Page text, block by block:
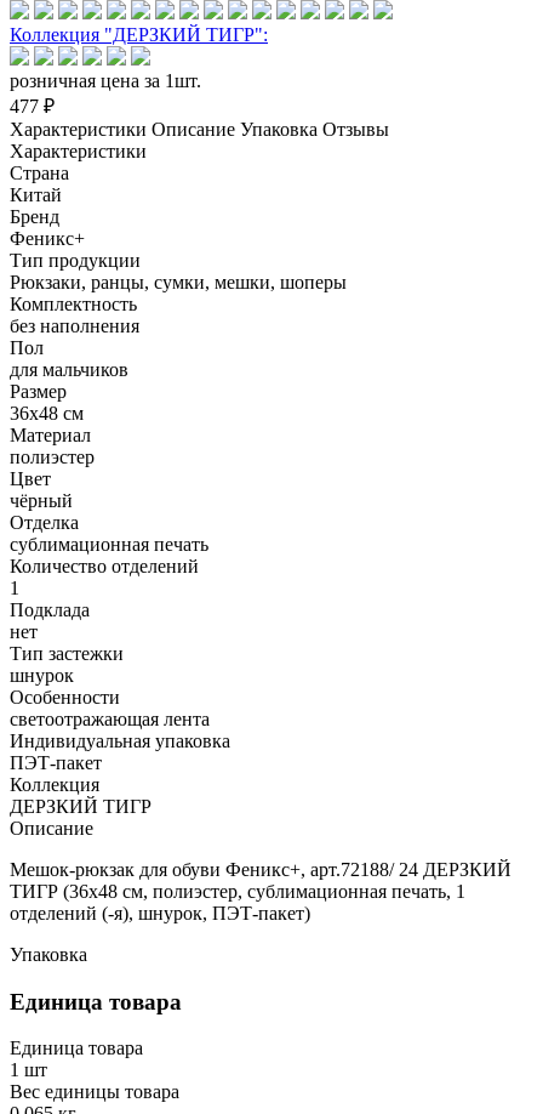
Коллекция "ДЕРЗКИЙ ТИГР":
розничная цена за 1шт.
477 ₽
Характеристики Описание Упаковка Отзывы
Характеристики
Страна
Китай
Бренд
Феникс+
Тип продукции
Рюкзаки, ранцы, сумки, мешки, шоперы
Комплектность
без наполнения
Пол
для мальчиков
Размер
36х48 см
Материал
полиэстер
Цвет
чёрный
Отделка
сублимационная печать
Количество отделений
1
Подклада
нет
Тип застежки
шнурок
Особенности
светоотражающая лента
Индивидуальная упаковка
ПЭТ-пакет
Коллекция
ДЕРЗКИЙ ТИГР
Описание
Мешок-рюкзак для обуви Феникс+, арт.72188/ 24 ДЕРЗКИЙ
ТИГР (36х48 см, полиэстер, сублимационная печать, 1
отделений (-я), шнурок, ПЭТ-пакет)
Упаковка
Единица товара
Единица товара
1 шт
Вес единицы товара